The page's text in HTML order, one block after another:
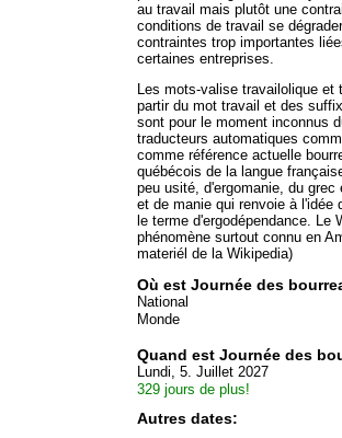
au travail mais plutôt une
conditions de travail se
contraintes trop importantes
certaines entreprises.
Les mots-valise travailolique
partir du mot travail et des
sont pour le moment inconnus
traducteurs automatiques
comme référence actuelle
québécois de la langue
peu usité, d'ergomanie, du
et de manie qui renvoie à l'idée
le terme d'ergodépendance. Le
phénomène surtout connu en
materiél de la Wikipedia)
Où est Journée des
National
Monde
Quand est Journée des
Lundi, 5. Juillet 2027
329 jours de plus!
Autres dates: